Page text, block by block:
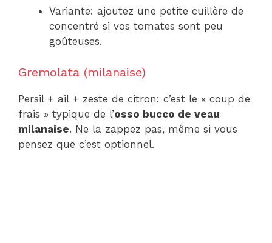
Variante: ajoutez une petite cuillère de
concentré si vos tomates sont peu
goûteuses.
Gremolata (milanaise)
Persil + ail + zeste de citron: c’est le « coup de
frais » typique de l’osso bucco de veau
milanaise. Ne la zappez pas, même si vous
pensez que c’est optionnel.